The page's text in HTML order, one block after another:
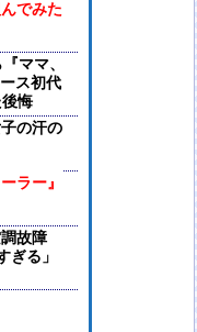
でみた
ママ、
ス初代
悔
の汗の
ラー』
調故障
ぎる」